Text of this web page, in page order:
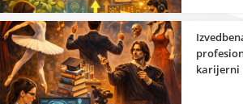
karijerni